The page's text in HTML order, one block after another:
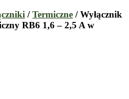
/Termiczne / Wyłącznik
RB6 1,6 – 2,5 A w